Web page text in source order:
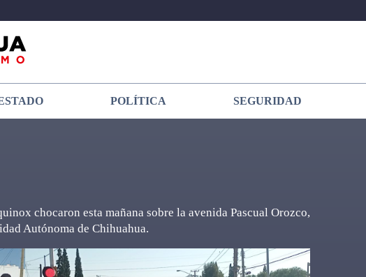
POLÍTICA SEGURIDAD
chocaron esta mañana sobre la avenida Pascual Orozco,
Autónoma de Chihuahua.